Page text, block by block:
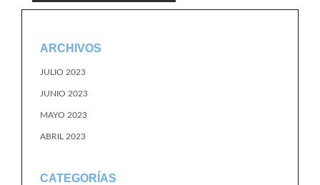
ARCHIVOS
JULIO 2023
JUNIO 2023
MAYO 2023
ABRIL 2023
CATEGORÍAS